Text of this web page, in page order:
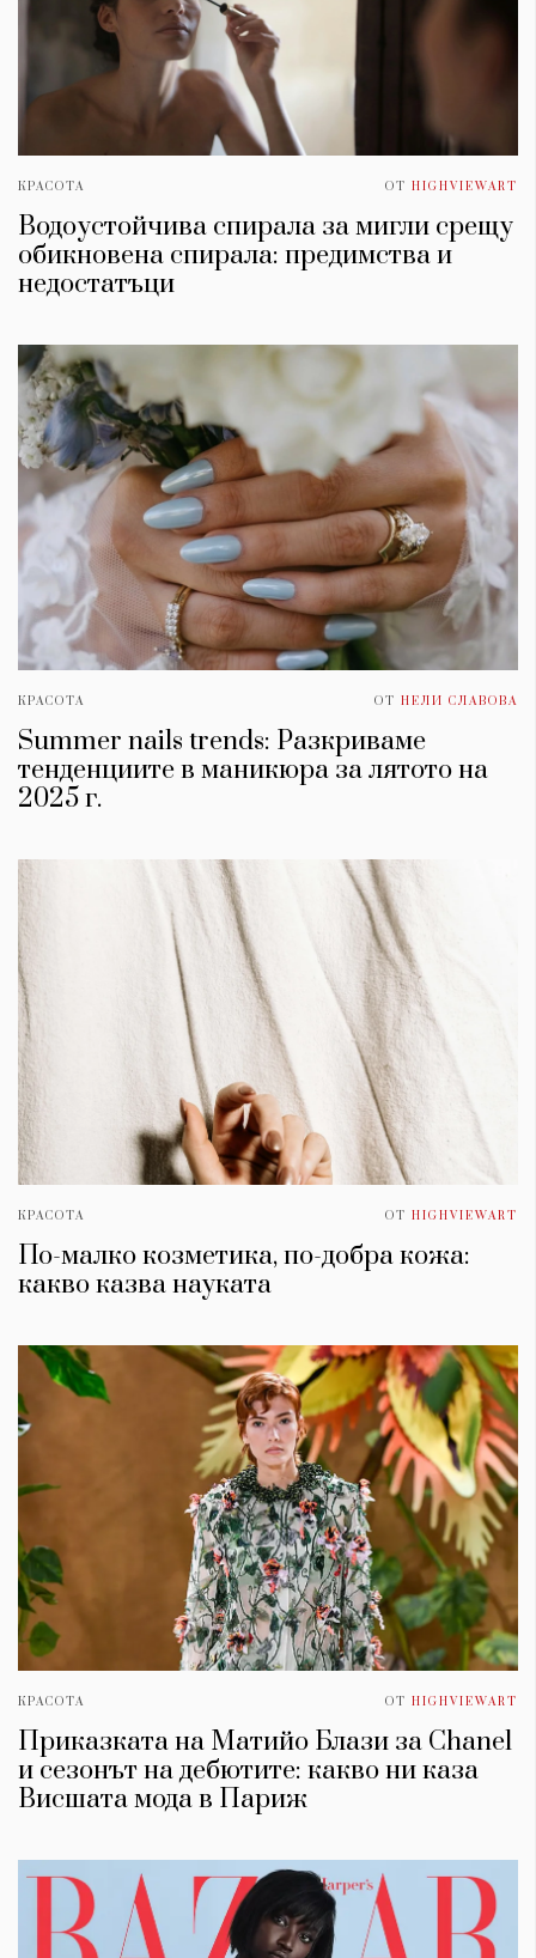
КРАСОТА ОТ HIGHVIEWART
Водоустойчива спирала за мигли срещу
обикновена спирала: предимства и
недостатъци
КРАСОТА ОТ НЕЛИ СЛАВОВА
Summer nails trends: Разкриваме
тенденциите в маникюра за лятото на
2025 г.
КРАСОТА ОТ HIGHVIEWART
По-малко козметика, по-добра кожа:
какво казва науката
КРАСОТА ОТ HIGHVIEWART
Приказката на Матийо Блази за Chanel
и сезонът на дебютите: какво ни каза
Висшата мода в Париж